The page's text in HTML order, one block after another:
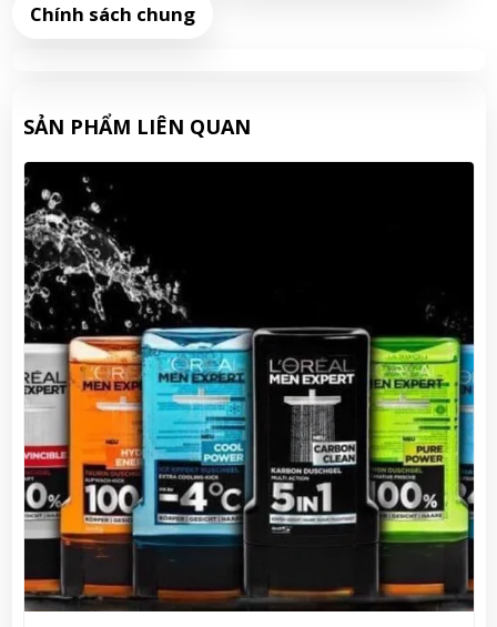
Chính sách chung
SẢN PHẨM LIÊN QUAN